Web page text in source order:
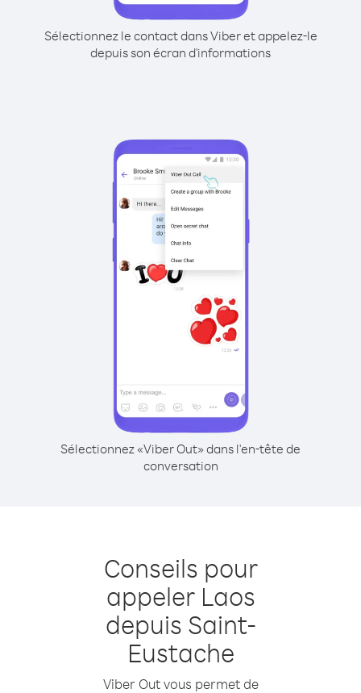
Sélectionnez le contact dans Viber et appelez-le
depuis son écran d'informations
Sélectionnez «Viber Out» dans l'en-tête de
conversation
Conseils pour
appeler Laos
depuis Saint-
Eustache
Viber Out vous permet de